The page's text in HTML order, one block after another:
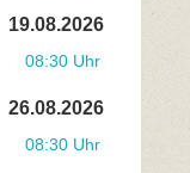
19.08.2026
08:30 Uhr
26.08.2026
08:30 Uhr